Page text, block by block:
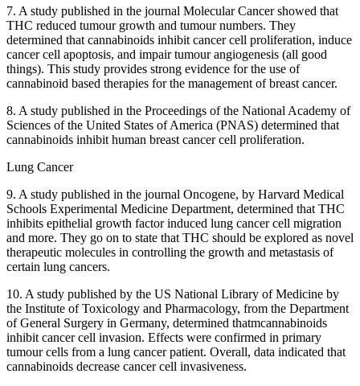
7. A study published in the journal Molecular Cancer showed that
THC reduced tumour growth and tumour numbers. They
determined that cannabinoids inhibit cancer cell proliferation, induce
cancer cell apoptosis, and impair tumour angiogenesis (all good
things). This study provides strong evidence for the use of
cannabinoid based therapies for the management of breast cancer.
8. A study published in the Proceedings of the National Academy of
Sciences of the United States of America (PNAS) determined that
cannabinoids inhibit human breast cancer cell proliferation.
Lung Cancer
9. A study published in the journal Oncogene, by Harvard Medical
Schools Experimental Medicine Department, determined that THC
inhibits epithelial growth factor induced lung cancer cell migration
and more. They go on to state that THC should be explored as novel
therapeutic molecules in controlling the growth and metastasis of
certain lung cancers.
10. A study published by the US National Library of Medicine by
the Institute of Toxicology and Pharmacology, from the Department
of General Surgery in Germany, determined thatmcannabinoids
inhibit cancer cell invasion. Effects were confirmed in primary
tumour cells from a lung cancer patient. Overall, data indicated that
cannabinoids decrease cancer cell invasiveness.